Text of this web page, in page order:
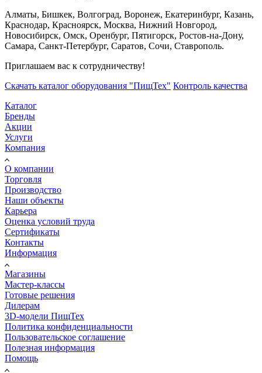
Алматы, Бишкек, Волгоград, Воронеж, Екатеринбург, Казань,
Краснодар, Красноярск, Москва, Нижний Новгород,
Новосибирск, Омск, Оренбург, Пятигорск, Ростов-на-Дону,
Самара, Санкт-Петербург, Саратов, Сочи, Ставрополь.
Приглашаем вас к сотрудничеству!
Скачать каталог оборудования "ПищТех" Контроль качества
Каталог
Бренды
Акции
Услуги
Компания
О компании
Торговля
Производство
Наши объекты
Карьера
Оценка условий труда
Сертификаты
Контакты
Информация
Магазины
Мастер-классы
Готовые решения
Дилерам
3D-модели ПищТех
Политика конфиденциальности
Пользовательское соглашение
Полезная информация
Помощь